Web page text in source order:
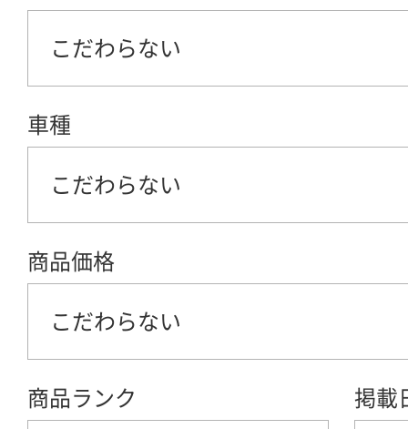
こだわらない
車種
こだわらない
商品価格
こだわらない
商品ランク 掲載